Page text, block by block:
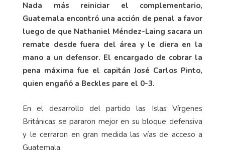
Nada más reiniciar el complementario,
Guatemala encontró una acción de penal a favor
luego de que Nathaniel Méndez-Laing sacara un
remate desde fuera del área y le diera en la
mano a un defensor. El encargado de cobrar la
pena máxima fue el capitán José Carlos Pinto,
quien engañó a Beckles pare el 0-3.
En el desarrollo del partido las Islas Vírgenes
Británicas se pararon mejor en su bloque defensiva
y le cerraron en gran medida las vías de acceso a
Guatemala.